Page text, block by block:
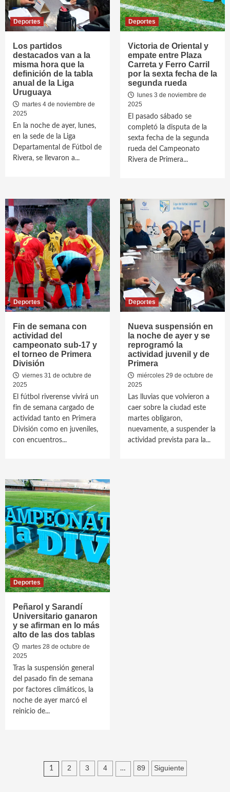
Deportes
Los partidos
destacados van a la
misma hora que la
definición de la tabla
anual de la Liga
Uruguaya
martes 4 de noviembre de
2025
En la noche de ayer, lunes,
en la sede de la Liga
Departamental de Fútbol de
Rivera, se llevaron a...
Deportes
Victoria de Oriental y
empate entre Plaza
Carreta y Ferro Carril
por la sexta fecha de la
segunda rueda
lunes 3 de noviembre de
2025
El pasado sábado se
completó la disputa de la
sexta fecha de la segunda
rueda del Campeonato
Rivera de Primera...
Deportes
Fin de semana con
actividad del
campeonato sub-17 y
el torneo de Primera
División
viernes 31 de octubre de
2025
El fútbol riverense vivirá un
fin de semana cargado de
actividad tanto en Primera
División como en juveniles,
con encuentros...
Deportes
Nueva suspensión en
la noche de ayer y se
reprogramó la
actividad juvenil y de
Primera
miércoles 29 de octubre de
2025
Las lluvias que volvieron a
caer sobre la ciudad este
martes obligaron,
nuevamente, a suspender la
actividad prevista para la...
Deportes
Peñarol y Sarandí
Universitario ganaron
y se afirman en lo más
alto de las dos tablas
martes 28 de octubre de
2025
Tras la suspensión general
del pasado fin de semana
por factores climáticos, la
noche de ayer marcó el
reinicio de...
Paginación
1 2 3 4 … 89 Siguiente